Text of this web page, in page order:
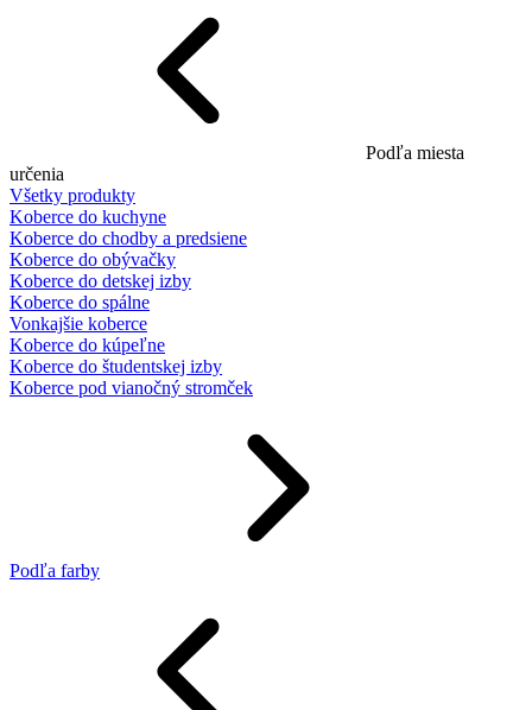
Podľa miesta
určenia
Všetky produkty
Koberce do kuchyne
Koberce do chodby a predsiene
Koberce do obývačky
Koberce do detskej izby
Koberce do spálne
Vonkajšie koberce
Koberce do kúpeľne
Koberce do študentskej izby
Koberce pod vianočný stromček
Podľa farby